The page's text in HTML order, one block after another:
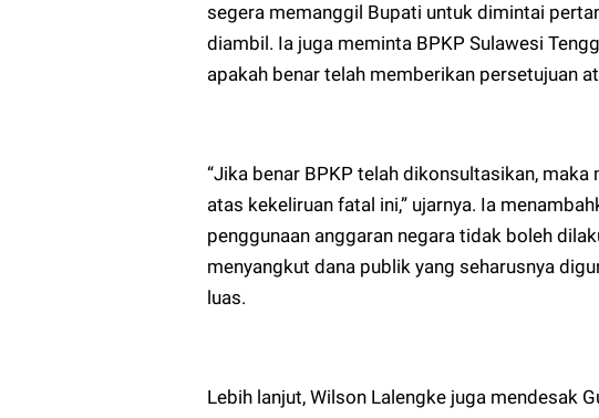
segera memanggil Bupati untuk dimintai
diambil. Ia juga meminta BPKP Sulawesi
apakah benar telah memberikan persetujuan
“Jika benar BPKP telah dikonsultasikan,
atas kekeliruan fatal ini,” ujarnya. Ia
penggunaan anggaran negara tidak boleh
menyangkut dana publik yang seharusnya
luas.
Lebih lanjut, Wilson Lalengke juga mendesak